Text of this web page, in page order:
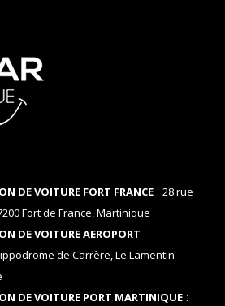
DE VOITURE FORT FRANCE: 28 rue
Fort de France, Martinique
DE VOITURE AEROPORT
de Carrère, Le Lamentin
DE VOITURE PORT MARTINIQUE: